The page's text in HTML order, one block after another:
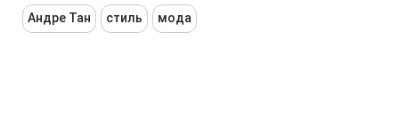
Андре Тан стиль мода